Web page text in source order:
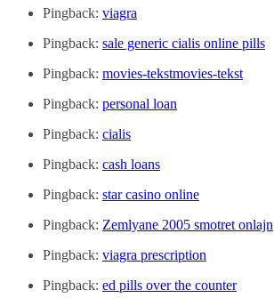
Pingback: viagra
Pingback: sale generic cialis online pills
Pingback: movies-tekstmovies-tekst
Pingback: personal loan
Pingback: cialis
Pingback: cash loans
Pingback: star casino online
Pingback: Zemlyane 2005 smotret onlajn
Pingback: viagra prescription
Pingback: ed pills over the counter